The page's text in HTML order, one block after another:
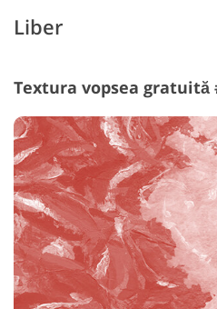
Liber
Textura vopsea